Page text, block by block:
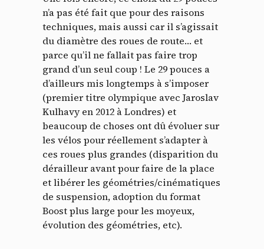
n’a pas été fait que pour des raisons
techniques, mais aussi car il s’agissait
du diamètre des roues de route… et
parce qu’il ne fallait pas faire trop
grand d’un seul coup ! Le 29 pouces a
d’ailleurs mis longtemps à s’imposer
(premier titre olympique avec Jaroslav
Kulhavy en 2012 à Londres) et
beaucoup de choses ont dû évoluer sur
les vélos pour réellement s’adapter à
ces roues plus grandes (disparition du
dérailleur avant pour faire de la place
et libérer les géométries/cinématiques
de suspension, adoption du format
Boost plus large pour les moyeux,
évolution des géométries, etc).